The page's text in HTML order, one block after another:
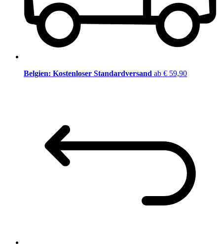
Belgien: Kostenloser Standardversand ab € 59,90